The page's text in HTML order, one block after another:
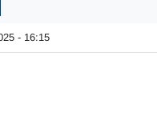
- 16:15